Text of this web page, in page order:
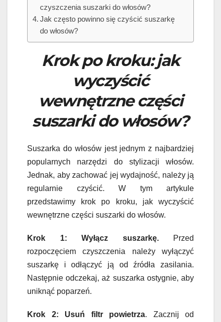
czyszczenia suszarki do włosów?
Jak często powinno się czyścić suszarkę
do włosów?
Krok po kroku: jak
wyczyścić
wewnętrzne części
suszarki do włosów?
Suszarka do włosów jest jednym z najbardziej
popularnych narzędzi do stylizacji włosów.
Jednak, aby zachować jej wydajność, należy ją
regularnie czyścić. W tym artykule
przedstawimy krok po kroku, jak wyczyścić
wewnętrzne części suszarki do włosów.
Krok 1: Wyłącz suszarkę.Przed
rozpoczęciem czyszczenia należy wyłączyć
suszarkę i odłączyć ją od źródła zasilania.
Następnie odczekaj, aż suszarka ostygnie, aby
uniknąć poparzeń.
Krok 2: Usuń filtr powietrza. Zacznij od